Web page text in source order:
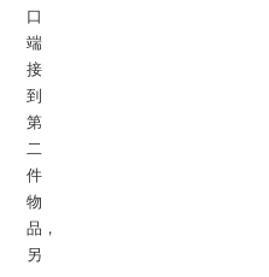
口
端
接
到
第
二
件
物
品，
另